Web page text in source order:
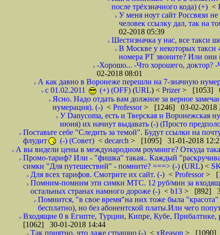
после трёхзначного кода) (+) <
У меня ноут сайт Россвязи
человек ссылку дал, так на
02-2018 05:39
Шестизначка у нас, все такси
В Москве у некоторых такси
номера РТ звоните? Или они
-Хорошо... -Что хорошего, доктор?
02-2018 08:01
А как давно в Воронеже перешли на 7-значную
с 01.02.2011
(+) (OFF) (URL) < Prizer> [1053]
Ясно. Надо отдать вам должное за верное
нумерация). (-) < Professor> [1246] 03-02-2018
У Danycoma, есть и Тверская и Воронежская
июня) их начнут выдавать (-) (Просто
Поставьте себе "Следить за темой". Будут ссылки на
флудит
(-) (Совет) < decarch > [1095] 31-01-2018
А вы видели цены в международном роуминге? Откуда
Промо-тариф? Или - "фишка" такая.. Каждый
симки "Для путешествий" - помните? ===> (-) (URL) <
Для всех тарифов. Смотрите их сайт. (-) < Professor>
Помним-помним эти симки МТС. 12 руб/мин за
остальных странах намного дороже (-) < b13 > [892]
Помнится, "в свое время"на них тоже была
бесплатно), но без абонентской платы.Или чего
Входящие 0 в Египте, Турции, Кипре, Кубе,
[1062] 30-01-2018 14:44
Так приятно, что даже страшно (-) < xReason > [1090]